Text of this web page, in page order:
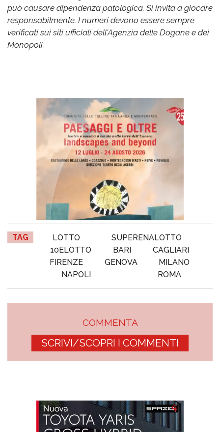
può causare dipendenza patologica. Si invita a giocare
responsabilmente. I numeri devono essere sempre
verificati sui siti ufficiali dell'Agenzia delle Dogane e dei
Monopoli.
TAG LOTTO
SUPERENALOTTO
10ELOTTO
BARI
CAGLIARI
FIRENZE
GENOVA
MILANO
NAPOLI
ROMA
COMMENTA
SCRIVI/SCOPRI I COMMENTI